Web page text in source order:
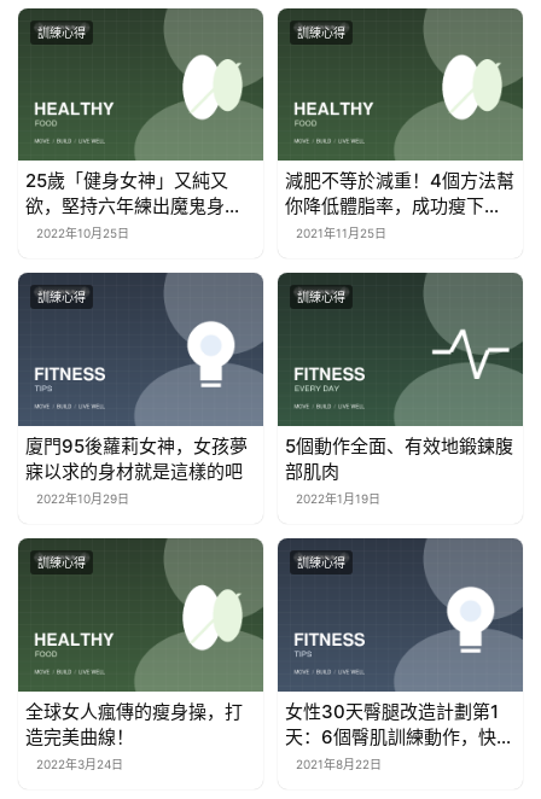
訓練心得
25歲「健身女神」又純又
欲，堅持六年練出魔鬼身
材！
2022年10月25日
訓練心得
減肥不等於減重！4個方法幫
你降低體脂率，成功瘦下
來！
2021年11月25日
訓練心得
廈門95後蘿莉女神，女孩夢
寐以求的身材就是這樣的吧
2022年10月29日
訓練心得
5個動作全面、有效地鍛鍊腹
部肌肉
2022年1月19日
訓練心得
全球女人瘋傳的瘦身操，打
造完美曲線！
2022年3月24日
訓練心得
女性30天臀腿改造計劃第1
天：6個臀肌訓練動作，快速
飽滿臀部肌肉
2021年8月22日